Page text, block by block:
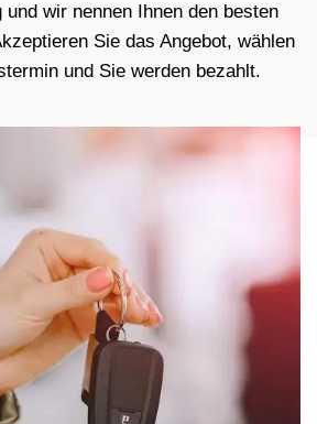
und wir nennen Ihnen den besten
Sie das Angebot, wählen
und Sie werden bezahlt.